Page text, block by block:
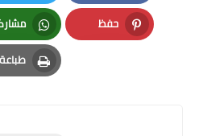
Facebook
Twitter
حفظ
Pinterest
طباعة
Print